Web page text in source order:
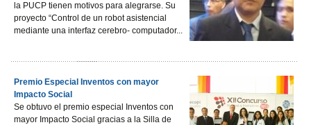
la PUCP tienen motivos para alegrarse. Su
proyecto “Control de un robot asistencial
mediante una interfaz cerebro- computador...
Premio Especial Inventos con mayor
Impacto Social
Se obtuvo el premio especial Inventos con
mayor Impacto Social gracias a la Silla de